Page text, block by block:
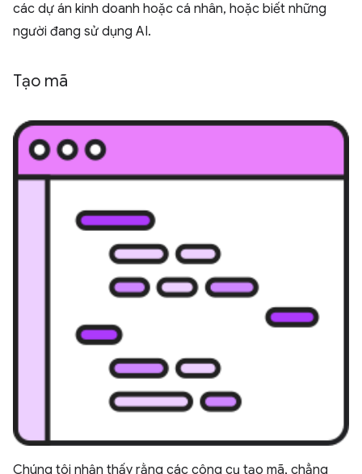
các dự án kinh doanh hoặc cá nhân, hoặc biết những
người đang sử dụng AI.
Tạo mã
Chúng tôi nhận thấy rằng các công cụ tạo mã, chẳng